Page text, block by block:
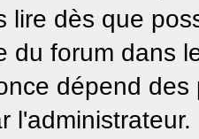
lire dès que
du forum dans
dépend
l'administrateur.